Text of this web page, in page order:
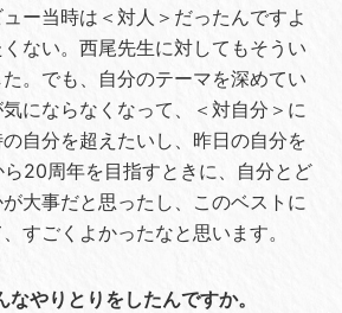
ー当時は＜対人＞だったんですよ
ない。西尾先生に対してもそうい
。でも、自分のテーマを深めてい
にならなくなって、＜対自分＞に
自分を超えたいし、昨日の自分を
20周年を目指すときに、自分とど
大事だと思ったし、このベストに
すごくよかったなと思います。
やりとりをしたんですか。